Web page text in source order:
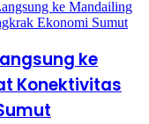
ke
Konektivitas